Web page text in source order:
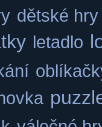
dětské hry
letadlo